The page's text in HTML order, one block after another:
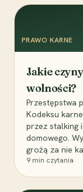
PRAWO KARNE
Jakie
wolności?
Przestępstwa
Kodeksu
przez stalking
domowego.
grożą za nie
9 min czytania